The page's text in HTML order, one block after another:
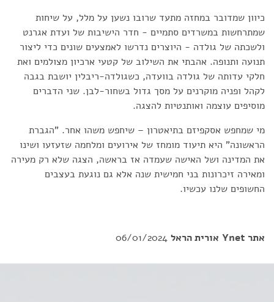
כיוון שמדובר במחזה מתעד שרובו נשען על מלל, על שיחות
שמתרחשות במשרדים סתמיים - חדר הישיבות של ועדת אגרנט
ולשכתה של גולדה - היוצרים נדרשו לאמצעים שונים כדי ליצור
תנועה ותנופה. אהבתי את השילוב של קטעי ארכיון מצולמים ואת
חלקי עדותה של גולדה בוועדה, כשגולדה-ריבלין יושבת בגבה
לקהל ופניה מוקרנים על מסך גדול בשחור-לבן. שני הדברים
מוסיפים עוצמה ואותנטיות להצגה.
מי שמחפש אסקפיזם בתיאטרון – שיחפש משהו אחר. "הגברת
הראשונה" היא תיעוד מומחז של אירועים ומלחמה שזעזעו ושינו
את המדינה ושל האישה שעמדה אז בראשה, הצגה שלא רק מעירה
ומאירה זיכרונות בני חמישית שנה אלא גם נוגעת בעצבים
החשופים שלנו עכשיו.
אתר Ynet אורית הראל 06/01/2024